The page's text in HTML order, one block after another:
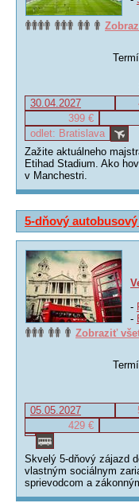
30.04.2027
399 €
odlet: Bratislava
Zažite aktuálneho
Etihad Stadium. Ako
v Manchestri.
5-dňový
-
-
Zobraziť
05.05.2027
429 €
Skvelý 5-dňový zájazd
vlastným sociálnym
sprievodcom a